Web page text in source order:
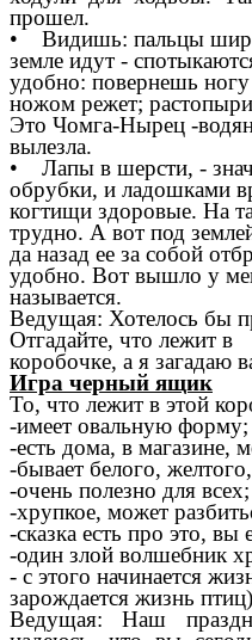
прошел.
• Видишь: пальцы
земле идут -
удобно: повернешь
ножом режет;
Это Чомга-Нырец -
вылезла.
• Лапы в шерсти, -
обрубки, и ладошками
когтищи здоровые. На
трудно. А вот под
да назад ее за собой
удобно. Вот вышло у
называется.
Ведущая: Хотелось бы
Отгадайте, что лежит в
коробочке, а я загадаю
Игра черный ящик
То, что лежит в этой
-имеет овальную форму;
-есть дома, в магазине,
-бывает белого,
-очень полезно для всех;
-хрупкое, может
-сказка есть про это, вы
-один злой волшебник
- с этого начинается
зарождается жизнь
Ведущая: Наш